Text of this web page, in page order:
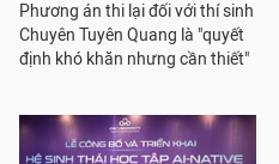
Phương án thi lại đối với thí sinh
Chuyên Tuyên Quang là "quyết
định khó khăn nhưng cần thiết"